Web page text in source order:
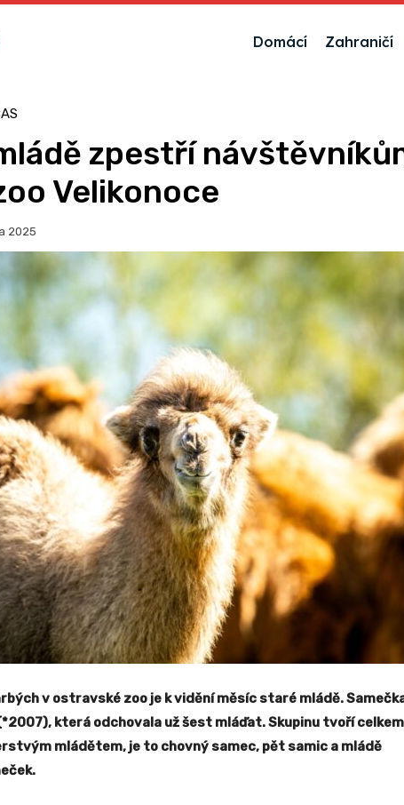
Domácí Zahraničí
zpestří
Velikonoce
2025
v ostravské zoo je k vidění měsíc staré mládě.
která odchovala už šest mláďat. Skupinu tvoří
mládětem, je to chovný samec, pět samic a mládě